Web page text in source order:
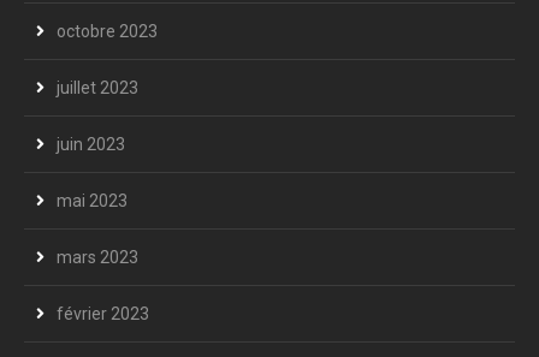
octobre 2023
juillet 2023
juin 2023
mai 2023
mars 2023
février 2023